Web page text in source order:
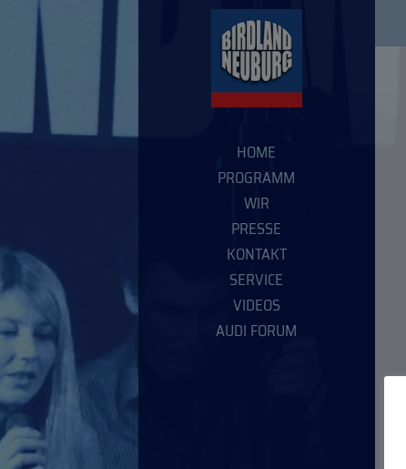
HOME
PROGRAMM
WIR
PRESSE
KONTAKT
SERVICE
VIDEOS
AUDI FORUM